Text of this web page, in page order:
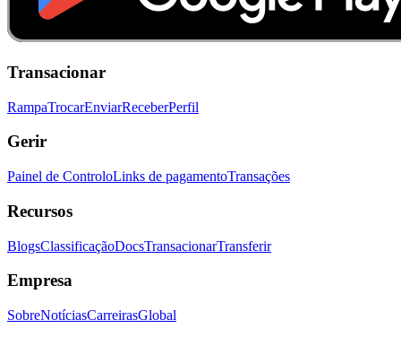
Transacionar
RampaTrocarEnviarReceberPerfil
Gerir
Painel de ControloLinks de pagamentoTransações
Recursos
BlogsClassificaçãoDocsTransacionarTransferir
Empresa
SobreNotíciasCarreirasGlobal